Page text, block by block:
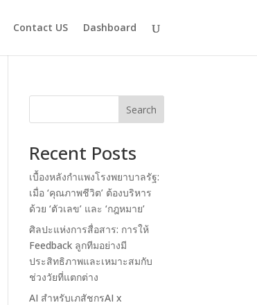
Contact US Dashboard
Search
Recent Posts
เบื้องหลังกำแพงโรงพยาบาลรัฐ:
เมื่อ ‘คุณภาพชีวิต’ ต้องบริหาร
ด้วย ‘ตัวเลข’ และ ‘กฎหมาย’
ศิลปะแห่งการสื่อสาร: การให้
Feedback ลูกทีมอย่างมี
ประสิทธิภาพและเหมาะสมกับ
ช่วงวัยที่แตกต่าง
AI สำหรับเภสัชกรAI x